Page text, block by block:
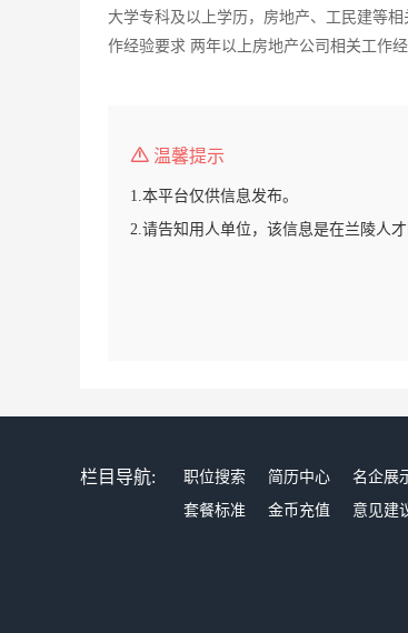
大学专科及以上学历，房地产、工民建等
作经验要求 两年以上房地产公司相关工作
温馨提示
1.本平台仅供信息发布。
2.请告知用人单位，该信息是在兰陵人才
栏目导航: 职位搜索 简历中心 名企展
套餐标准
金币充值 意见建